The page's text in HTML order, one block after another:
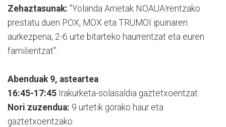
Zehaztasunak: "Yolanda Arrietak NOAUA!rentzako
prestatu duen POX, MOX eta TRUMOI ipuinaren
aurkezpena; 2-6 urte bitarteko haurrentzat eta euren
familientzat".
Abenduak 9, asteartea
16:45-17:45 Irakurketa-solasaldia gaztetxoentzat.
Nori zuzendua: 9 urtetik gorako haur eta
gaztetxoentzako.